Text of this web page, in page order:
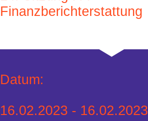
Finanzberichterstattung
Datum:
16.02.2023 - 16.02.2023